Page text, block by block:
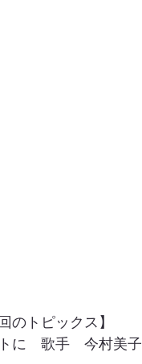
のトピックス】
に　歌手　今村美